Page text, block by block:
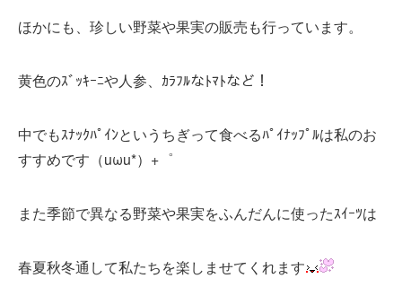
ほかにも、珍しい野菜や果実の販売も行っています。
黄色のｽﾞｯｷｰﾆや人参、ｶﾗﾌﾙなﾄﾏﾄなど！
中でもｽﾅｯｸﾊﾟｲﾝというちぎって食べるﾊﾟｲﾅｯﾌﾟﾙは私のお
すすめです（uωu*）+ ゜
また季節で異なる野菜や果実をふんだんに使ったｽｲｰﾂは
春夏秋冬通して私たちを楽しませてくれます